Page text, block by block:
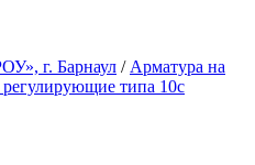
г. Барнаул / Арматура на
типа 10с